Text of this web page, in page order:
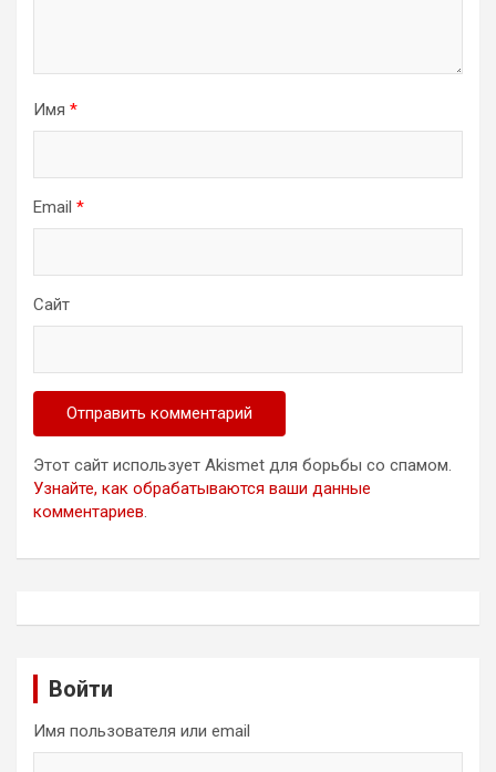
Имя *
Email *
Сайт
Этот сайт использует Akismet для борьбы со спамом.
Узнайте, как обрабатываются ваши данные
комментариев.
Войти
Имя пользователя или email